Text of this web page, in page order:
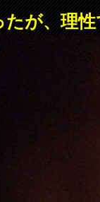
が、理